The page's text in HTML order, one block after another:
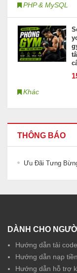
PHP & MySQL
Khác
THÔNG BÁO
Ưu Đãi Tưng
DÀNH CHO
Hướng dẫn tải
Hướng dẫn nạp tiền
Hướng dẫn hỗ trợ